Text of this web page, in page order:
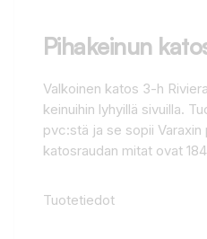
Pihakeinun
Valkoinen katos 3-h
keinuihin lyhyillä sivuilla.
pvc:stä ja se sopii Varaxin
katosraudan mitat ovat
Tuotetiedot